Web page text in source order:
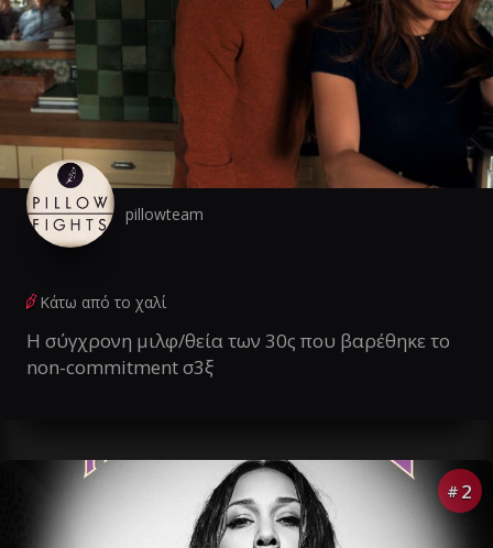
pillowteam
Κάτω από το χαλί
Η σύγχρονη μιλφ/θεία των 30ς που βαρέθηκε το
non-commitment σ3ξ
# 2